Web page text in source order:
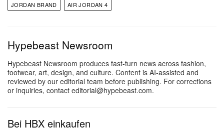
JORDAN BRAND AIR JORDAN 4
Hypebeast Newsroom
Hypebeast Newsroom produces fast-turn news across fashion,
footwear, art, design, and culture. Content is AI-assisted and
reviewed by our editorial team before publishing. For corrections
or inquiries, contact editorial@hypebeast.com.
Bei HBX einkaufen